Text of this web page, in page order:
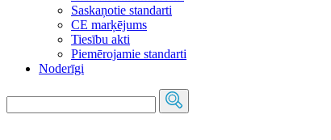
Saskaņotie standarti
CE marķējums
Tiesību akti
Piemērojamie standarti
Noderīgi